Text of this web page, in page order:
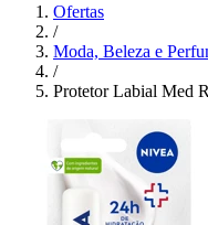
Ofertas
/
Moda, Beleza e
/
Protetor Labial Med